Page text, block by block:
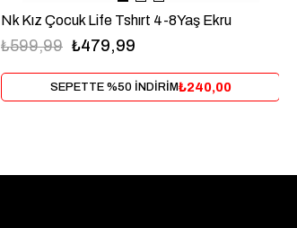
Nk Kız Çocuk Life Tshırt 4-8Yaş Ekru
₺479,99
₺599,99
SEPETTE %50 İNDİRİM₺240,00